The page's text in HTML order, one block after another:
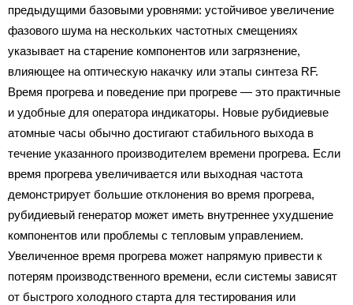
предыдущими базовыми уровнями: устойчивое увеличение
фазового шума на нескольких частотных смещениях
указывает на старение компонентов или загрязнение,
влияющее на оптическую накачку или этапы синтеза RF.
Время прогрева и поведение при прогреве — это практичные
и удобные для оператора индикаторы. Новые рубидиевые
атомные часы обычно достигают стабильного выхода в
течение указанного производителем времени прогрева. Если
время прогрева увеличивается или выходная частота
демонстрирует большие отклонения во время прогрева,
рубидиевый генератор может иметь внутреннее ухудшение
компонентов или проблемы с тепловым управлением.
Увеличенное время прогрева может напрямую привести к
потерям производственного времени, если системы зависят
от быстрого холодного старта для тестирования или